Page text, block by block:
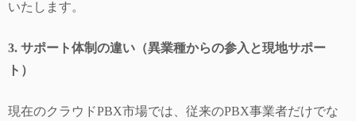
いたします。
3. サポート体制の違い（異業種からの参入と現地サポー
ト）
現在のクラウドPBX市場では、従来のPBX事業者だけでな